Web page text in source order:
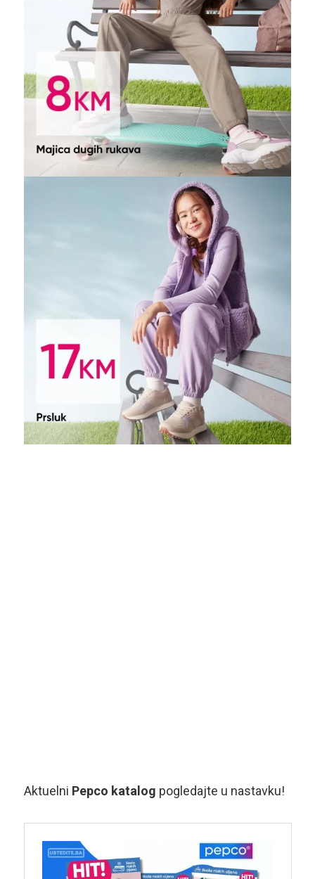
Aktuelni Pepco katalog pogledajte u nastavku!